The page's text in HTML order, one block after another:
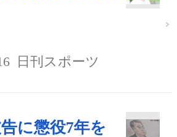
日刊スポーツ
に懲役7年を